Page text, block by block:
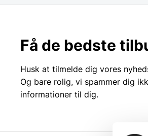
Få de bedste
Husk at tilmelde dig vores
Og bare rolig, vi spammer dig
informationer til dig.